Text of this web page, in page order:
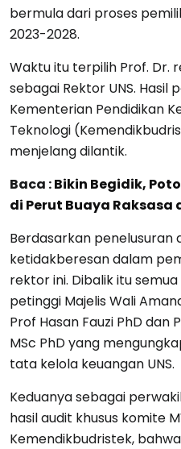
bermula dari proses
2023-2028.
Waktu itu terpilih Prof. Dr.
sebagai Rektor UNS. Hasil
Kementerian Pendidikan
Teknologi
menjelang dilantik.
Baca :Bikin Begidik,
di Perut Buaya Raksasa
Berdasarkan penelusuran
ketidakberesan dalam
rektor ini. Dibalik itu
petinggi Majelis Wali
Prof Hasan Fauzi PhD dan
MSc PhD yang
tata kelola keuangan UNS.
Keduanya sebagai
hasil audit khusus komite
Kemendikbudristek,